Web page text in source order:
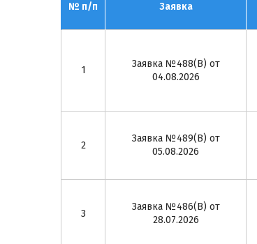
№ п/п Заявка
1
Заявка №488(В) от
04.08.2026
2
Заявка №489(В) от
05.08.2026
3
Заявка №486(В) от
28.07.2026